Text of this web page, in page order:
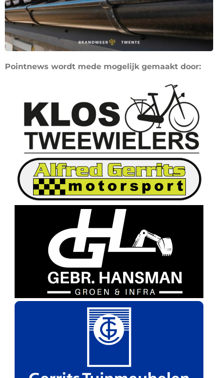
Pointnews wordt mede mogelijk gemaakt door: